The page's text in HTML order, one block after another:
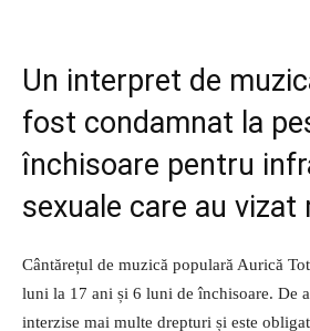
Un interpret de
fost condamnat la
închisoare pentru
sexuale care au vizat
Cântărețul de muzică populară Aurică
luni la 17 ani și 6 luni de închisoare. De
interzise mai multe drepturi și este